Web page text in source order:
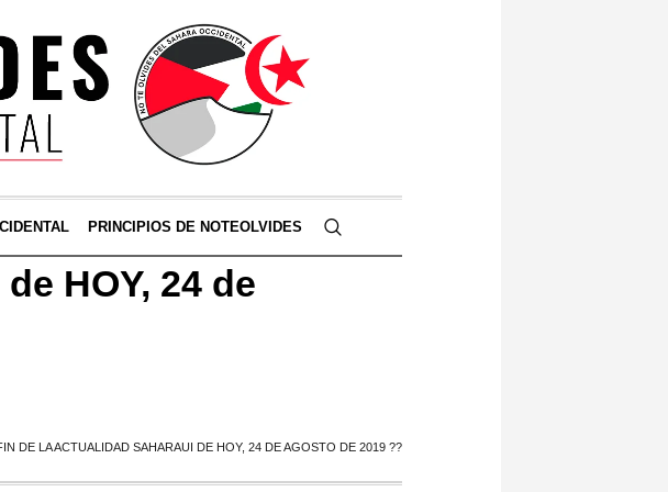
PRINCIPIOS DE NOTEOLVIDES
HOY, 24 de
DE LA ACTUALIDAD SAHARAUI DE HOY, 24 DE AGOSTO DE 2019 ??